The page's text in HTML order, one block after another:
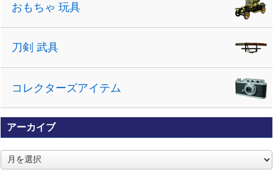
おもちゃ 玩具
刀剣 武具
コレクターズアイテム
アーカイブ
ア
ー